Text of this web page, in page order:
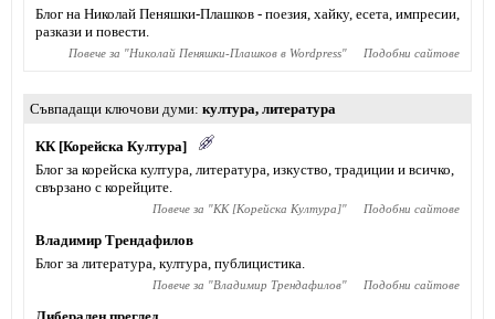
Блог на Николай Пеняшки-Плашков - поезия, хайку, есета, импресии,
разкази и повести.
Повече за "Николай Пеняшки-Плашков в Wordpress" Подобни сайтове
Съвпадащи ключови думи култура, литература
КК [Корейска Култура]
Блог за корейска култура, литература, изкуство, традиции и всичко,
свързано с корейците.
Повече за "КК [Корейска Култура]" Подобни сайтове
Владимир Трендафилов
Блог за литература, култура, публицистика.
Повече за "Владимир Трендафилов" Подобни сайтове